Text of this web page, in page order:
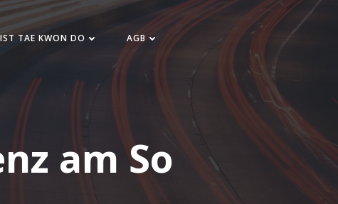
TAE KWON DO AGB
am So